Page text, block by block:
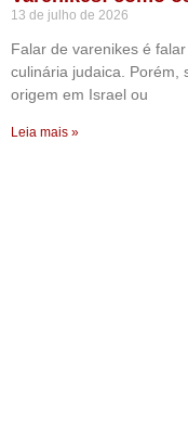
13 de julho de 2026
Falar de varenikes é
culinária judaica. Porém,
origem em Israel ou
Leia mais »